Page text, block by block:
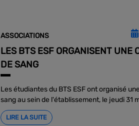
ASSOCIATIONS
LES BTS ESF ORGANISENT UNE
DE SANG
Les étudiantes du BTS ESF ont organisé
sang au sein de l'établissement, le jeudi 31
LIRE LA SUITE